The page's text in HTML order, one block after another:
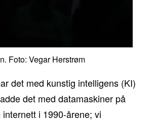
Foto: Vegar Herstrøm
det med kunstig intelligens (KI)
det med datamaskiner på
i 1990-årene; vi